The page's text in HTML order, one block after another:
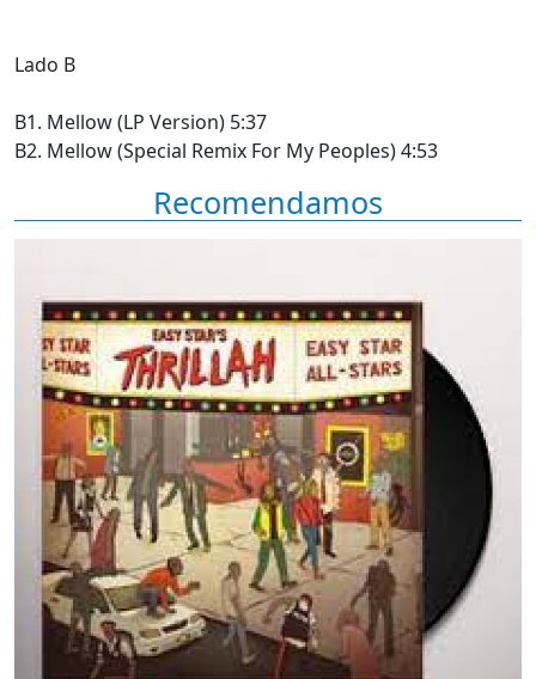
Lado B
B1. Mellow (LP Version) 5:37
B2. Mellow (Special Remix For My Peoples) 4:53
Recomendamos